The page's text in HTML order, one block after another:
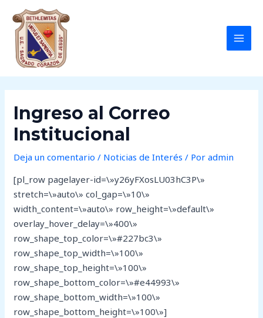
contenido
Ingreso al Correo
Institucional
Deja un comentario / Noticias de Interés / Poradmin
[pl_row pagelayer-id=\»y26yFXosLU03hC3P\»
stretch=\»auto\» col_gap=\»10\»
width_content=\»auto\» row_height=\»default\»
overlay_hover_delay=\»400\»
row_shape_top_color=\»#227bc3\»
row_shape_top_width=\»100\»
row_shape_top_height=\»100\»
row_shape_bottom_color=\»#e44993\»
row_shape_bottom_width=\»100\»
row_shape_bottom_height=\»100\»]
navigation